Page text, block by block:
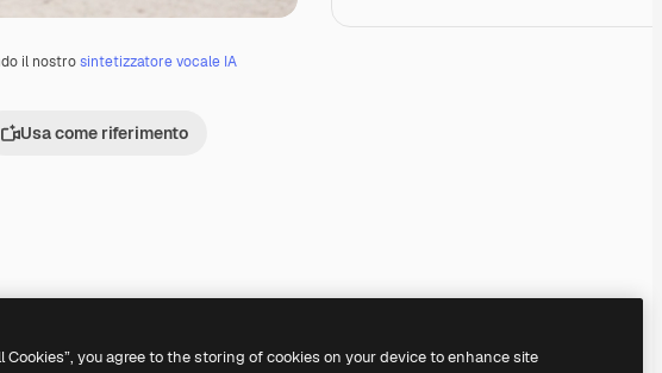
il nostrosintetizzatore vocale IA
Usa come riferimento
Cookies”, you agree to the storing of cookies on your device to enhance site